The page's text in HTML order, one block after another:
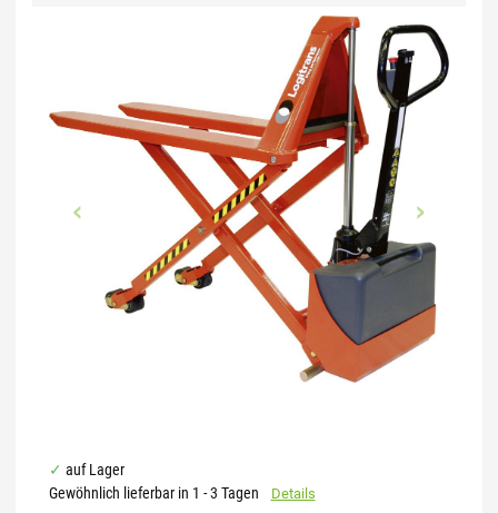
auf Lager
Gewöhnlich lieferbar in 1 - 3 Tagen
Details